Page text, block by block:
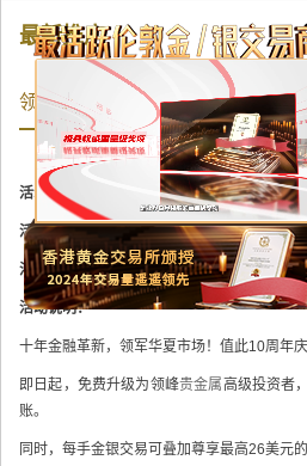
最新推广
领峰十周年巨献，每人送$10000
活动状态：
活动时间： 2021年04月26日 06时00分 至
活动对象：所有领峰贵金属真实客户
活动说明：
十年金融革新，领军华夏市场！值此10周年
即日起，免费升级为领峰贵金属高级投资者
账。
同时，每手金银交易可叠加尊享最高26美元